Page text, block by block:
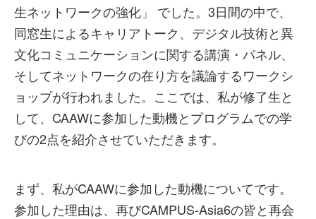
生ネットワークの強化」 でした。3日間の中で、
同窓生によるキャリアトーク、デジタル技術と異
文化コミュニケーションに関する講演・パネル、
そしてネットワークの在り方を議論するワークシ
ョップが行われました。ここでは、私が修了生と
して、CAAWに参加した動機とプログラムでの学
びの2点を紹介させていただきます。
まず、私がCAAWに参加した動機についてです。
参加した理由は、再びCAMPUS-Asia6の皆と再会